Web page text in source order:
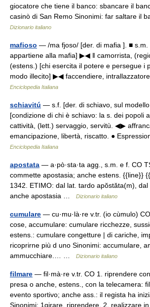
giocatore che tiene il banco: sbancare il
casinò di San Remo Sinonimi: far saltare il
Dizionario italiano
mafioso — /ma fjoso/ [der. di mafia ]. ■ s.m.
appartiene alla mafia] ▶◀ ‖ camorrista,
(estens.) [chi esercita il potere e persegue i
modo illecito] ▶◀ faccendiere,
Enciclopedia Italiana
schiavitú — s.f. [der. di schiavo, sul modello
[condizione di chi è schiavo: la s. dei popoli
cattività, (lett.) servaggio, servitù. ◀▶
emancipazione, libertà, riscatto. ●
Enciclopedia Italiana
apostata — a·pò·sta·ta agg., s.m. e f. CO
commette apostasia; anche estens. {{line}}
1342. ETIMO: dal lat. tardo apŏstăta(m), dal
anche apostasia …
Dizionario italiano
cumulare — cu·mu·là·re v.tr. (io cùmulo)
cose, accumulare: cumulare ricchezze,
estens.: cumulare congetture | di cariche,
ricoprirne più d uno Sinonimi: accumulare,
ammucchiare.… …
Dizionario italiano
filmare — fil·mà·re v.tr. CO 1. riprendere
presa o anche, estens., con la telecamera:
evento sportivo; anche ass.: il regista ha
Sinonimi: 1girare, riprendere. 2. realizzare